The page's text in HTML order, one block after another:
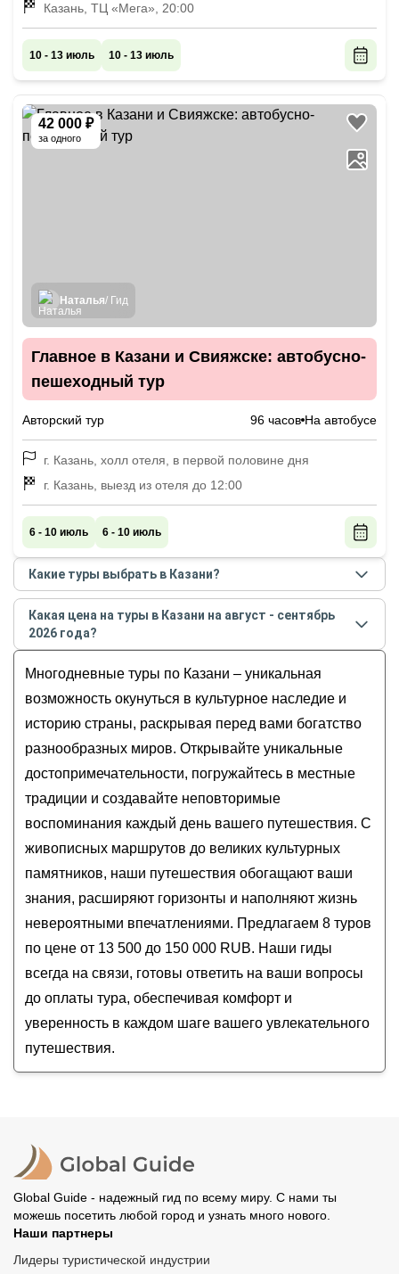
Казань, ТЦ «Мега», 20:00
10 - 13 июль 10 - 13 июль
42 000 ₽
за одного
Наталья/ Гид
Главное в Казани и Свияжске: автобусно-
пешеходный тур
Авторский тур 96 часов На автобусе
г. Казань, холл отеля, в первой половине дня
г. Казань, выезд из отеля до 12:00
6 - 10 июль 6 - 10 июль
Какие туры выбрать в Казани?
Самые популярные турыв Казанив августе -
сентябре 2026 года:
В Казань на выходные: контрасты третьей
столицы и чудо-остров Свияжск
Многоликая Казань и её окрестности:
индивидуальная многодневная экскурсия
Вся Казань за 2 дня с гидом-историком:
индивидуальное знакомство
Индивидуально по Татарстану: архитектура и
культура Казани, Свияжска, Болгара и глубинки
Татарстан и Марий Эл: колоритные и
контрастные выходные в мини-группе
Какая цена на туры в Казани на август - сентябрь
2026 года?
2026года от 13 500до 150 000 RUB
Многодневные туры по Казани – уникальная
возможность окунуться в культурное наследие и
историю страны, раскрывая перед вами богатство
разнообразных миров. Открывайте уникальные
достопримечательности, погружайтесь в местные
традиции и создавайте неповторимые
воспоминания каждый день вашего путешествия. С
живописных маршрутов до великих культурных
памятников, наши путешествия обогащают ваши
знания, расширяют горизонты и наполняют жизнь
невероятными впечатлениями. Предлагаем 8 туров
по цене от 13 500 до 150 000 RUB. Наши гиды
всегда на связи, готовы ответить на ваши вопросы
до оплаты тура, обеспечивая комфорт и
уверенность в каждом шаге вашего увлекательного
путешествия.
Global Guide - надежный гид по всему миру. С нами ты
можешь посетить любой город и узнать много нового.
Наши партнеры
Лидеры туристической индустрии